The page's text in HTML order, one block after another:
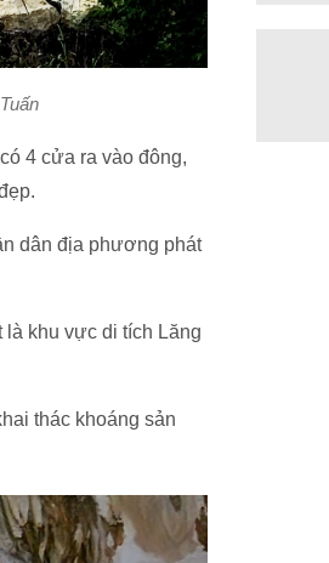
4 cửa ra vào đông,
dân địa phương phát
là khu vực di tích Lăng
thác khoáng sản